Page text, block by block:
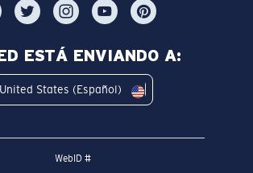
ESTÁ ENVIANDO A:
United States (Español)
WebID #